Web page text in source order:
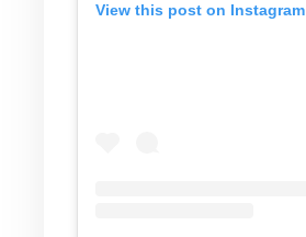
View this post on Instagram